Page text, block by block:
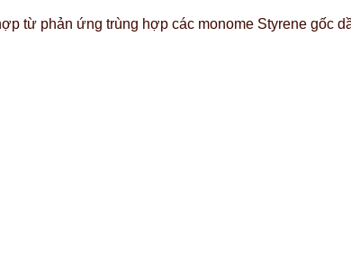
từ phản ứng trùng hợp các monome Styrene gốc